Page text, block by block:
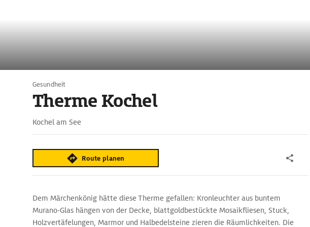
Gesundheit
Therme Kochel
Kochel am See
Route planen
Dem Märchenkönig hätte diese Therme gefallen: Kronleuchter aus buntem
Murano-Glas hängen von der Decke, blattgoldbestückte Mosaikfliesen, Stuck,
Holzvertäfelungen, Marmor und Halbedelsteine zieren die Räumlichkeiten. Die